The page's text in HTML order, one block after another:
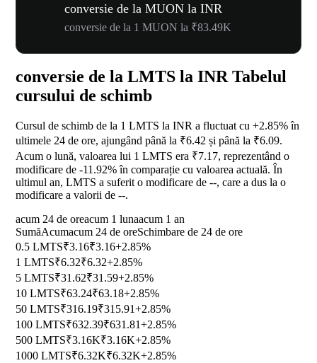
conversie de la MUON la INR
conversie de la 1 MUON la ₹83.49K
conversie de la LMTS la INR Tabelul
cursului de schimb
Cursul de schimb de la 1 LMTS la INR a fluctuat cu +2.85%în
ultimele 24 de ore, ajungând până la ₹6.42 și până la ₹6.09.
Acum o lună, valoarea lui 1 LMTS era ₹7.17, reprezentând o
modificare de -11.92%în comparație cu valoarea actuală. În
ultimul an, LMTS a suferit o modificare de --, care a dus la o
modificare a valorii de --.
acum 24 de oreacum 1 lunaacum 1 an
SumăAcumacum 24 de oreSchimbare de 24 de ore
0.5 LMTS₹3.16₹3.16+2.85%
1 LMTS₹6.32₹6.32+2.85%
5 LMTS₹31.62₹31.59+2.85%
10 LMTS₹63.24₹63.18+2.85%
50 LMTS₹316.19₹315.91+2.85%
100 LMTS₹632.39₹631.81+2.85%
500 LMTS₹3.16K₹3.16K+2.85%
1000 LMTS₹6.32K₹6.32K+2.85%